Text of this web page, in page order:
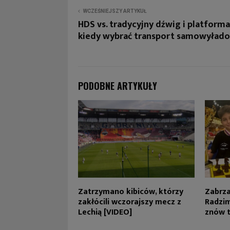
WCZEŚNIEJSZY ARTYKUŁ
HDS vs. tradycyjny dźwig i
kiedy wybrać transport
PODOBNE ARTYKUŁY
Zatrzymano kibiców, którzy
zakłócili wczorajszy mecz z
Lechią [VIDEO] znów